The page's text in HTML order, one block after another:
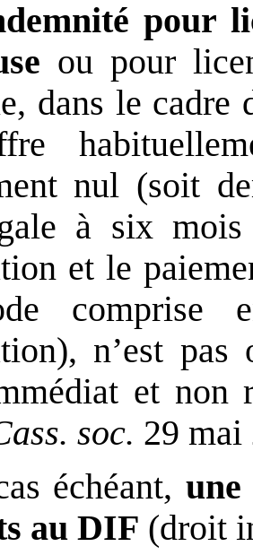
pour
ou pour
dans le cadre
nul (soit
à six
et le
comprise
n’est
et non
soc. 29 mai
échéant,
au DIF (droit